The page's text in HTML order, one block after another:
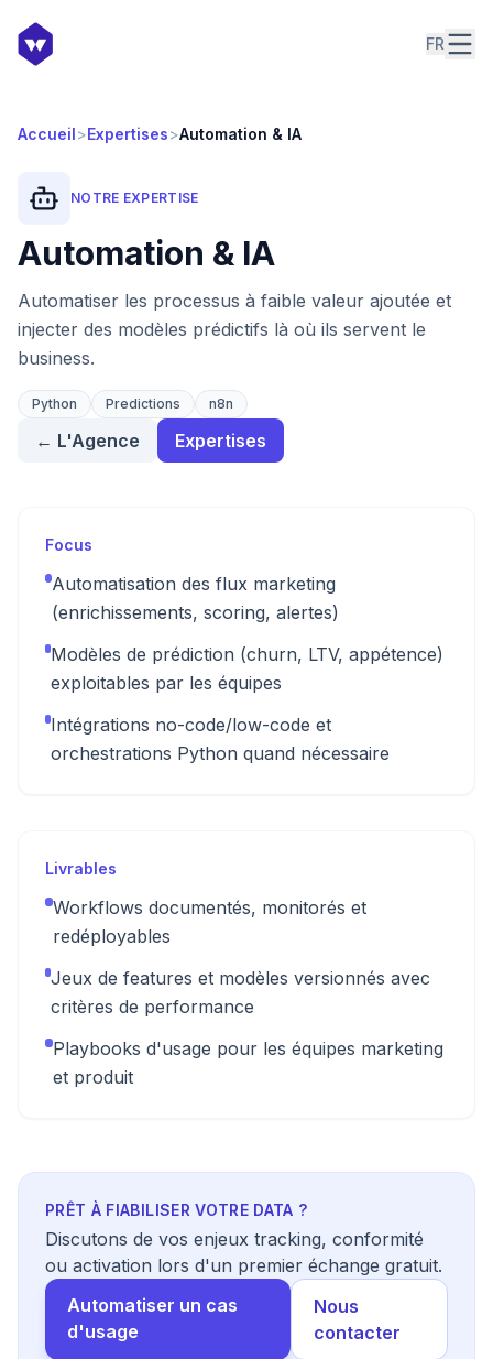
FR
Accueil>Expertises>Automation & IA
NOTRE EXPERTISE
Automation & IA
Automatiser les processus à faible valeur ajoutée et
injecter des modèles prédictifs là où ils servent le
business.
Python Predictions n8n
← L'Agence Expertises
Focus
Automatisation des flux marketing
(enrichissements, scoring, alertes)
Modèles de prédiction (churn, LTV, appétence)
exploitables par les équipes
Intégrations no-code/low-code et
orchestrations Python quand nécessaire
Livrables
Workflows documentés, monitorés et
redéployables
Jeux de features et modèles versionnés avec
critères de performance
Playbooks d'usage pour les équipes marketing
et produit
PRÊT À FIABILISER VOTRE DATA ?
Discutons de vos enjeux tracking, conformité
ou activation lors d'un premier échange gratuit.
Automatiser un cas
d'usage
Nous
contacter